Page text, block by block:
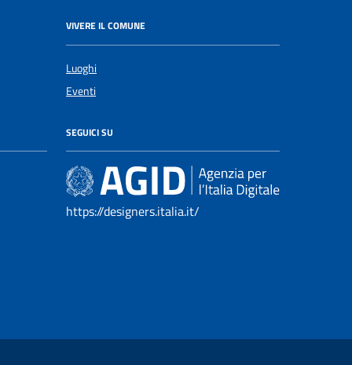
VIVERE IL COMUNE
Luoghi
Eventi
SEGUICI SU
https://designers.italia.it/